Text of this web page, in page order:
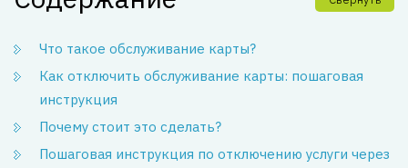
Что такое обслуживание карты?
Как отключить обслуживание карты: пошаговая
инструкция
Почему стоит это сделать?
Пошаговая инструкция по отключению услуги через